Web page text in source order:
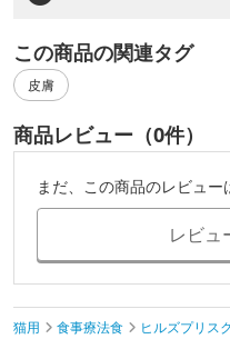
この商品の関連タグ
皮膚
商品レビュー（0件）
まだ、この商品のレビュー
レビュ
猫用 食事療法食 ヒルズプリス